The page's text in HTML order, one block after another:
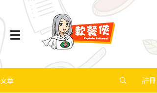
文章 註冊